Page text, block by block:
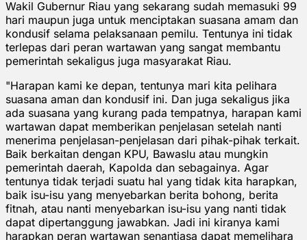
Wakil Gubernur Riau yang sekarang sudah memasuki 99
hari maupun juga untuk menciptakan suasana amam dan
kondusif selama pelaksanaan pemilu. Tentunya ini tidak
terlepas dari peran wartawan yang sangat membantu
pemerintah sekaligus juga masyarakat Riau.
"Harapan kami ke depan, tentunya mari kita pelihara
suasana aman dan kondusif ini. Dan juga sekaligus jika
ada suasana yang kurang pada tempatnya, harapan kami
wartawan dapat memberikan penjelasan setelah nanti
menerima penjelasan-penjelasan dari pihak-pihak terkait.
Baik berkaitan dengan KPU, Bawaslu atau mungkin
pemerintah daerah, Kapolda dan sebagainya. Agar
tentunya tidak terjadi suatu hal yang tidak kita harapkan,
baik isu-isu yang menyebarkan berita bohong, berita
fitnah, atau nanti menyebarkan isu-isu yang nanti tidak
dapat dipertanggung jawabkan. Jadi ini kiranya kami
harapkan peran wartawan senantiasa dapat memelihara